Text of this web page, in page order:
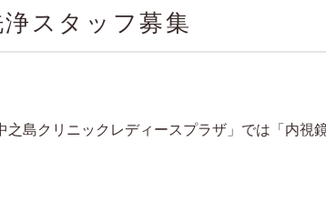
浄スタッフ募集
島クリニックレディースプラザ」では「内視